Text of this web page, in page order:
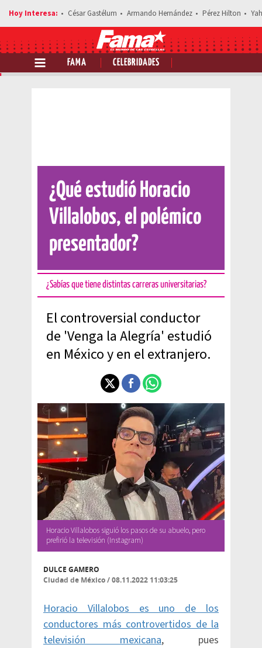
César Gastélum Armando Hernández Pérez Hilton
FAMA CELEBRIDADES
Comparte esta noticia
¿Qué estudió Horacio
Villalobos, el polémico
presentador?
¿Sabías que tiene distintas carreras universitarias?
El controversial conductor
de 'Venga la Alegría' estudió
en México y en el extranjero.
Horacio Villalobos siguió los pasos de su abuelo, pero
prefirió la televisión (Instagram)
DULCE GAMERO
Ciudad de México/08.11.2022 11:03:25
Horacio Villalobos es uno de los
conductores más controvertidos de la
televisión mexicana, pues